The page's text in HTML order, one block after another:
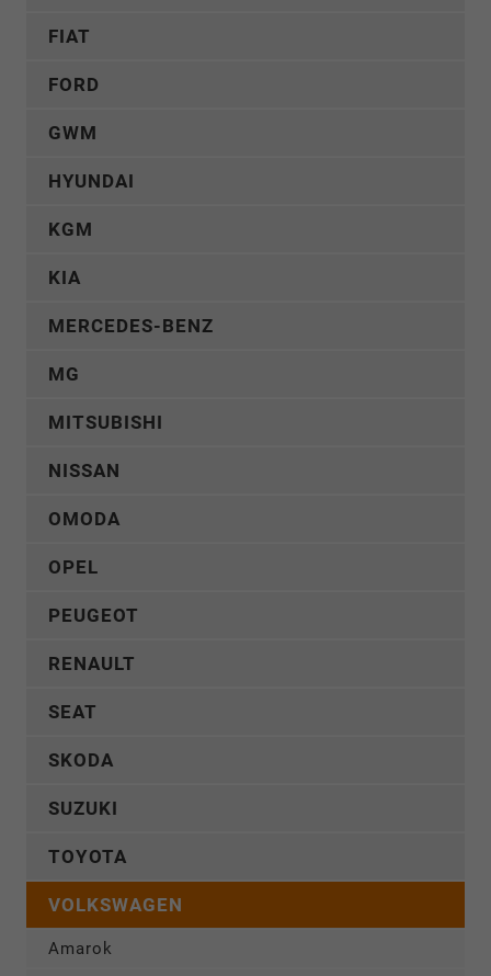
FIAT
FORD
GWM
HYUNDAI
KGM
KIA
MERCEDES-BENZ
MG
MITSUBISHI
NISSAN
OMODA
OPEL
PEUGEOT
RENAULT
SEAT
SKODA
SUZUKI
TOYOTA
VOLKSWAGEN
Amarok